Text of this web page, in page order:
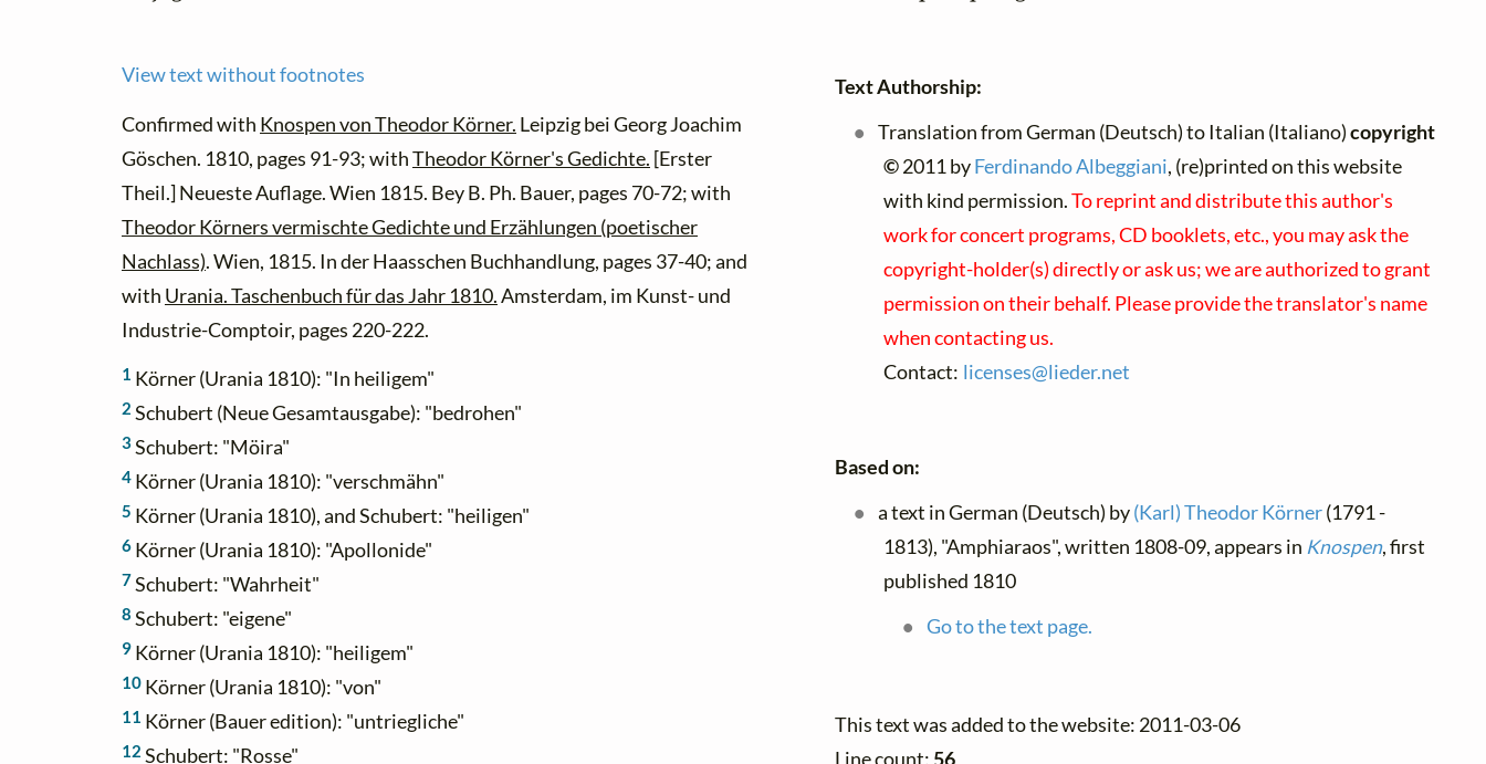
View text without footnotes
Confirmed with Knospen von Theodor Körner. Leipzig bei Georg Joachim
Göschen. 1810, pages 91-93; withTheodor Körner's Gedichte. [Erster
Theil.] Neueste Auflage. Wien 1815. Bey B. Ph. Bauer, pages 70-72; with
Theodor Körners vermischte Gedichte und Erzählungen (poetischer
Nachlass). Wien, 1815. In der Haasschen Buchhandlung, pages 37-40; and
with Urania. Taschenbuch für das Jahr 1810.Amsterdam, im Kunst- und
Industrie-Comptoir, pages 220-222.
1 Körner (Urania 1810): "In heiligem"
2 Schubert (Neue Gesamtausgabe): "bedrohen"
3Schubert: "Möira"
4 Körner (Urania 1810): "verschmähn"
5 Körner (Urania 1810), and Schubert: "heiligen"
6 Körner (Urania 1810): "Apollonide"
7Schubert: "Wahrheit"
8 Schubert: "eigene"
9 Körner (Urania 1810): "heiligem"
10 Körner (Urania 1810): "von"
11 Körner (Bauer edition): "untriegliche"
12 Schubert: "Rosse"
Text Authorship:
Translation from German (Deutsch) to Italian (Italiano)copyright
©2011 byFerdinando Albeggiani, (re)printed on this website
with kind permission.To reprint and distribute this author's
work for concert programs, CD booklets, etc., you may ask the
copyright-holder(s) directly or ask us; we are authorized to grant
permission on their behalf. Please provide the translator's name
when contacting us.
Contact: licenses@lieder.net
Based on:
a text in German (Deutsch) by(Karl) Theodor Körner(1791 -
1813), "Amphiaraos", written 1808-09, appears in Knospen, first
published 1810
Go to the text page.
This text was added to the website: 2011-03-06
Line count: 56